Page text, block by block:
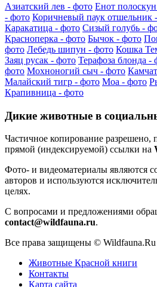
Азиатский лев - фото Енот
- фото Коричневый паук отшельник
Каракатица - фото Сизый голубь -
Красноперка - фото Бычок - фото
фото Лебедь шипун - фото Кошка
Заяц русак - фото Терафоза блонда -
фото Мохноногий сыч - фото
Малайский тигр - фото Моа - фото
Крапивница - фото
Дикие животные в
Частичное копирование разрешено,
прямой (индексируемой) ссылки на
Фото- и видеоматериалы являются
авторов и используются
целях.
С вопросами и предложениями
contact@wildfauna.ru.
Все права защищены © Wildfauna.Ru
Животные Красной книги
Контакты
Карта сайта